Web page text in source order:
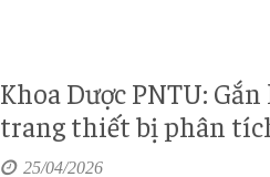
Khoa Dược PNTU:
trang thiết bị phân
25/04/2026